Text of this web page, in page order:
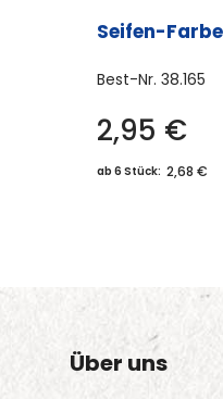
Seifen-Farbe
Best-Nr. 38.165
2,95 €
ab 6 Stück: 2,68 €
Über uns